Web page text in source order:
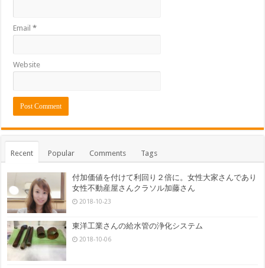
Email*
Website
Recent Popular Comments Tags
付加価値を付けて利回り２倍に。女性大家さんであり
女性不動産屋さんクラソル加藤さん
2018-10-23
東洋工業さんの給水管の浄化システム
2018-10-06